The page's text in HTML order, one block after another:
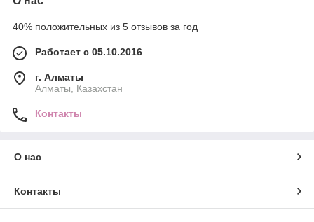
40% положительных из 5 отзывов за год
Работает с 05.10.2016
г. Алматы
Алматы, Казахстан
Контакты
О нас
Контакты